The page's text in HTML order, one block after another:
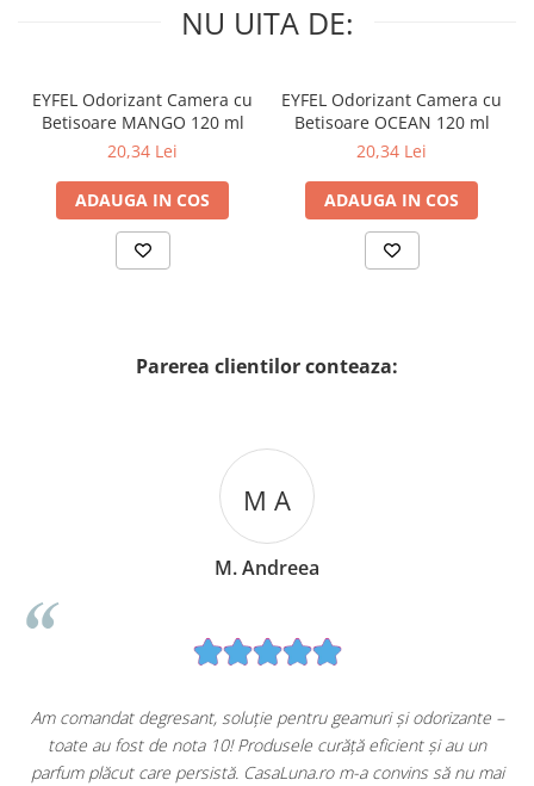
NU UITA DE:
EYFEL Odorizant Camera cu
Betisoare MANGO 120 ml
20,34 Lei
ADAUGA IN COS
EYFEL Odorizant Camera cu
Betisoare OCEAN 120 ml
20,34 Lei
ADAUGA IN COS
Parerea clientilor conteaza:
M A
M. Andreea
Am comandat degresant, soluție pentru geamuri și odorizante –
toate au fost de nota 10! Produsele curăță eficient și au un
parfum plăcut care persistă. CasaLuna.ro m-a convins să nu mai